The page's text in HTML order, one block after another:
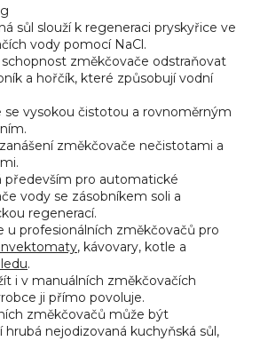
sůl slouží k regeneraci pryskyřice ve
vody pomocí NaCl.
změkčovače odstraňovat
a hořčík, které způsobují vodní
se vysokou čistotou a rovnoměrným
změkčovače nečistotami a
především pro automatické
vody se zásobníkem soli a
regenerací.
u profesionálních změkčovačů pro
, kávovary, kotle a
.
i v manuálních změkčovačích
ji přímo povoluje.
změkčovačů může být
hrubá nejodizovaná kuchyňská sůl,